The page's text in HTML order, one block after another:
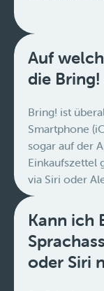
Auf
die
Bring! ist
Smartphone
sogar auf der
Einkaufszettel
via Siri oder
Kann ich
oder Siri